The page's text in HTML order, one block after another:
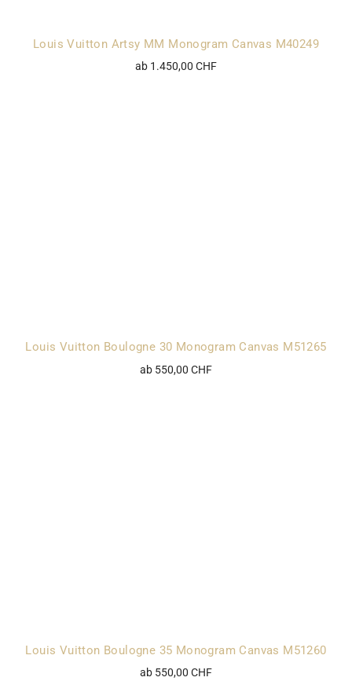
Louis Vuitton Artsy MM Monogram Canvas M40249
ab 1.450,00 CHF
Louis Vuitton Boulogne 30 Monogram Canvas M51265
ab 550,00 CHF
Louis Vuitton Boulogne 35 Monogram Canvas M51260
ab 550,00 CHF